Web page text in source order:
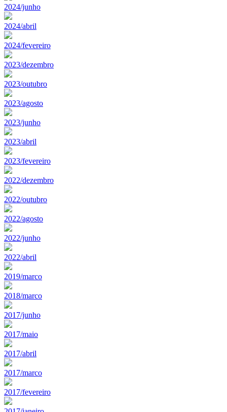
2024/junho
2024/abril
2024/fevereiro
2023/dezembro
2023/outubro
2023/agosto
2023/junho
2023/abril
2023/fevereiro
2022/dezembro
2022/outubro
2022/agosto
2022/junho
2022/abril
2019/marco
2018/marco
2017/junho
2017/maio
2017/abril
2017/marco
2017/fevereiro